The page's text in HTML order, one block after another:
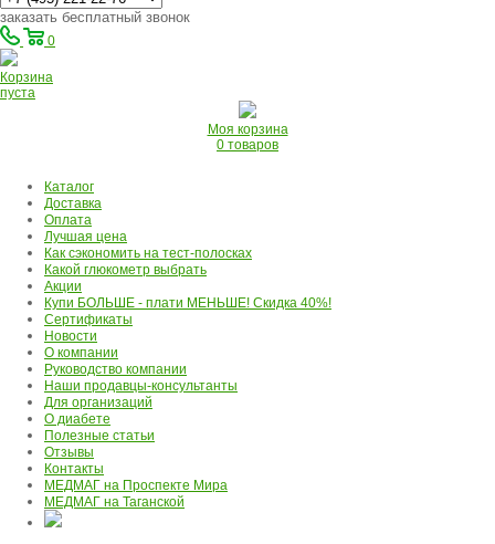
заказать бесплатный звонок
0
Корзина
пуста
Моя корзина
0 товаров
Каталог
Доставка
Оплата
Лучшая цена
Как сэкономить на тест-полосках
Какой глюкометр выбрать
Акции
Купи БОЛЬШЕ - плати МЕНЬШЕ! Скидка 40%!
Сертификаты
Новости
О компании
Руководство компании
Наши продавцы-консультанты
Для организаций
О диабете
Полезные статьи
Отзывы
Контакты
МЕДМАГ на Проспекте Мира
МЕДМАГ на Таганской